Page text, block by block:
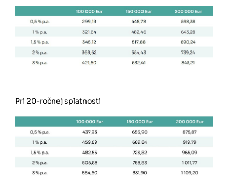
Pri 20-ročnej splatnosti